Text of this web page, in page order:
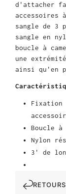
d'attacher
accessoires
sangle de 3
sangle en
boucle à
une
ainsi qu'en
Fixation
Boucle à
Nylon
3' de
RETOURS